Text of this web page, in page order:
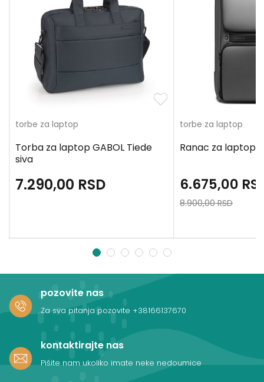
torbe za laptop
Torba za laptop GABOL Tiede
siva
7.290,00 RSD
torbe za laptop
Ranac za laptop
6.675,00
8.900,00RSD
1 2 3 4 5 6
pozovite nas
Za sva pitanja pozovite +38166137670
kontaktirajte nas
Pišite nam ukoliko imate neke nedoumice